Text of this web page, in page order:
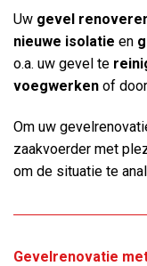
Uw gevel
nieuwe isolatie en
o.a. uw gevel te
voegwerken of
Om uw
zaakvoerder met
om de situatie te
Gevelrenovatie